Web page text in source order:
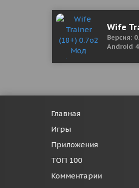
Wife
Версия:
Android
Главная
Игры
Приложения
ТОП 100
Комментарии